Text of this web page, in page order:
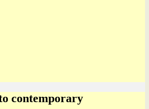
contemporary